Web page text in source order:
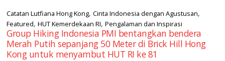
Catatan Lutfiana Hong Kong,Cinta Indonesia dengan Agustusan,
Featured,HUT Kemerdekaan RI,Pengalaman dan Inspirasi
Group Hiking Indonesia PMI bentangkan bendera
Merah Putih sepanjang 50 Meter di Brick Hill Hong
Kong untuk menyambut HUT RI ke 81